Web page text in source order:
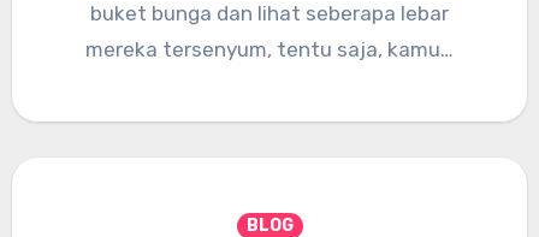
buket bunga dan lihat seberapa lebar
mereka tersenyum, tentu saja, kamu…
BLOG